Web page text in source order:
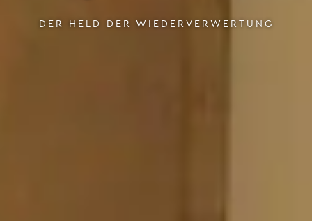
DER HELD DER WIEDERVERWERTUNG